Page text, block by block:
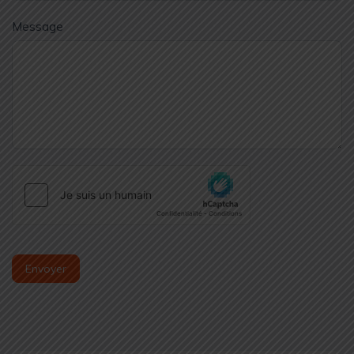
Message
Envoyer